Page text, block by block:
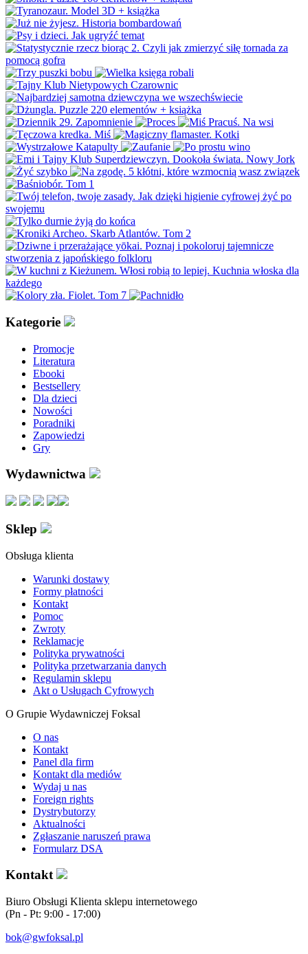
Kategorie
Promocje
Literatura
Ebooki
Bestsellery
Dla dzieci
Nowości
Poradniki
Zapowiedzi
Gry
Wydawnictwa
Sklep
Obsługa klienta
Warunki dostawy
Formy płatności
Kontakt
Pomoc
Zwroty
Reklamacje
Polityka prywatności
Polityka przetwarzania danych
Regulamin sklepu
Akt o Usługach Cyfrowych
O Grupie Wydawniczej Foksal
O nas
Kontakt
Panel dla firm
Kontakt dla mediów
Wydaj u nas
Foreign rights
Dystrybutorzy
Aktualności
Zgłaszanie naruszeń prawa
Formularz DSA
Kontakt
Biuro Obsługi Klienta sklepu internetowego
(Pn - Pt: 9:00 - 17:00)
bok@gwfoksal.pl